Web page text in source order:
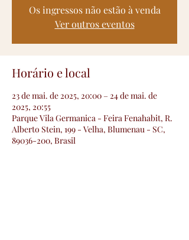
Os ingressos não estão à venda
Ver outros eventos
Horário e local
23 de mai. de 2025, 20:00 – 24 de mai. de
2025, 20:55
Parque Vila Germanica - Feira Fenahabit, R.
Alberto Stein, 199 - Velha, Blumenau - SC,
89036-200, Brasil